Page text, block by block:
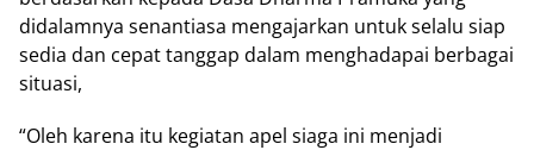
didalamnya senantiasa mengajarkan untuk selalu siap
sedia dan cepat tanggap dalam menghadapai berbagai
situasi,
“Oleh karena itu kegiatan apel siaga ini menjadi